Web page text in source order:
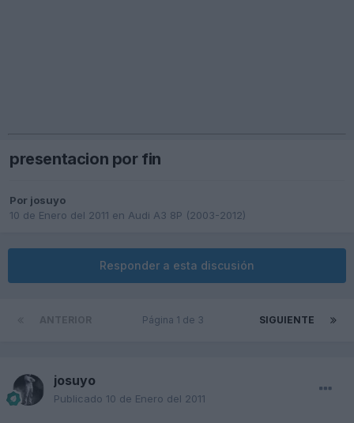
presentacion por fin
Por josuyo
10 de Enero del 2011 en Audi A3 8P (2003-2012)
Responder a esta discusión
SIGUIENTE
Página 1 de 3
josuyo
Publicado 10 de Enero del 2011